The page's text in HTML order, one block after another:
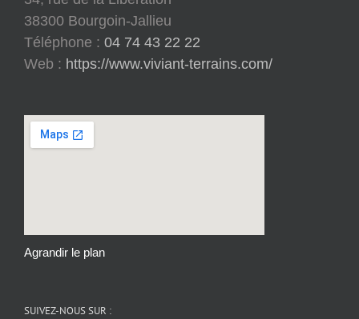
38300 Bourgoin-Jallieu
Téléphone : 04 74 43 22 22
Web : https://www.viviant-terrains.com/
Agrandir le plan
SUIVEZ-NOUS SUR :